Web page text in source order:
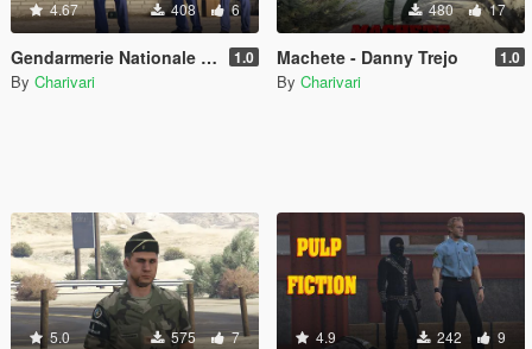
4.67 408 6
Gendarmerie Nationale 1990-2000 1.0
By Charivari
480 17
Machete - Danny Trejo 1.0
By Charivari
5.0 575 7 4.9 242 9